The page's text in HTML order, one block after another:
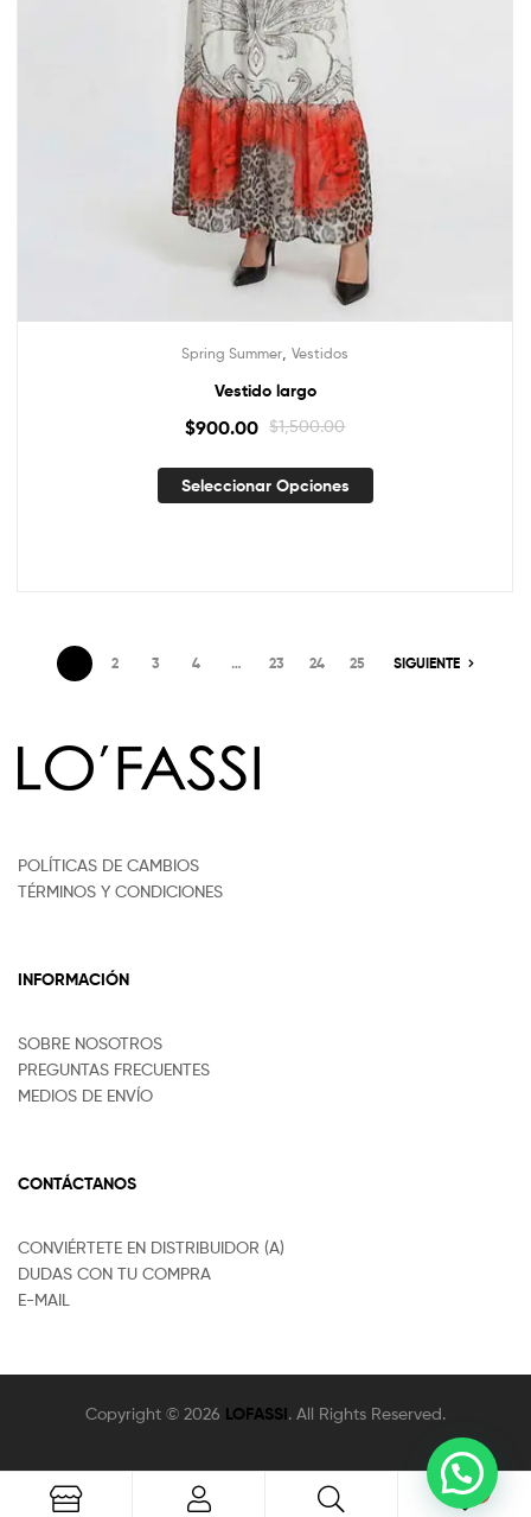
Spring Summer Vestidos
Vestido largo
$1,500.00
$900.00
Seleccionar Opciones
2 3 4 … 23 24 25 SIGUIENTE
POLÍTICAS DE CAMBIOS
TÉRMINOS Y CONDICIONES
INFORMACIÓN
SOBRE NOSOTROS
PREGUNTAS FRECUENTES
MEDIOS DE ENVÍO
CONTÁCTANOS
CONVIÉRTETE EN DISTRIBUIDOR (A)
DUDAS CON TU COMPRA
E-MAIL
Copyright © 2026 LOFASSI. All Rights Reserved.
0